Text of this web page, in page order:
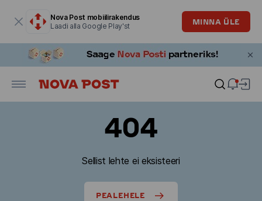
Nova Post mobiilirakendus
Laadi alla Google Play'st
MINNA ÜLE
404
Sellist lehte ei eksisteeri
PEALEHELE